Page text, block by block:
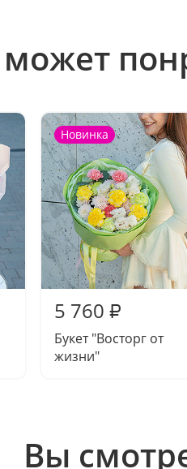
Новинка
5 760 ₽
Букет "Восторг от
жизни"
Вы